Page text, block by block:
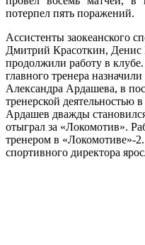
потерпел пять поражений.
Ассистенты заокеанского
Дмитрий Красоткин, Денис
продолжили работу в
главного тренера
Александра Ардашева, в
тренерской деятельностью
Ардашев дважды
отыграл за «Локомотив».
тренером в «Локомотиве»-
спортивного директора